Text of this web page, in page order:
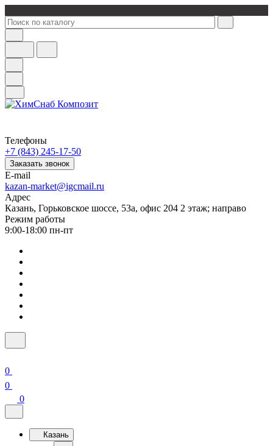
Телефоны
+7 (843) 245-17-50
Заказать звонок
E-mail
kazan-market@igcmail.ru
Адрес
Казань, ​Горьковское шоссе, 53а, офис 204 2 этаж; направо
Режим работы
9:00-18:00 пн-пт
0
0
0
Казань